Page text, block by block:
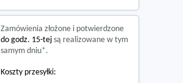
Zamówienia złożone i potwierdzone
do godz. 15-tej są realizowane w tym
samym dniu*.
Koszty przesyłki: